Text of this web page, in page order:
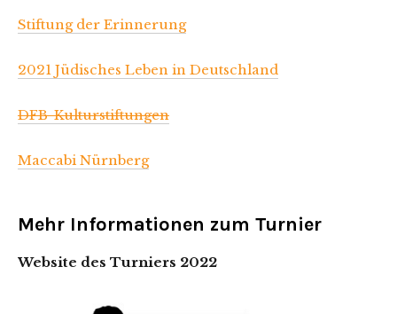
Stiftung der Erinnerung
2021 Jüdisches Leben in Deutschland
DFB-Kulturstiftungen
Maccabi Nürnberg
Mehr Informationen zum Turnier
Website des Turniers 2022